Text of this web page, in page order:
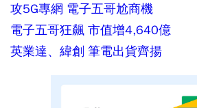
攻5G專網 電子五哥尬商機
電子五哥狂飆 市值增4,640億
英業達、緯創 筆電出貨齊揚